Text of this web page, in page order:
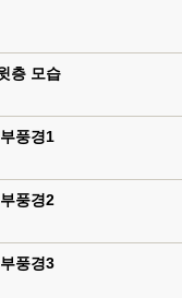
층 모습
풍경1
풍경2
풍경3